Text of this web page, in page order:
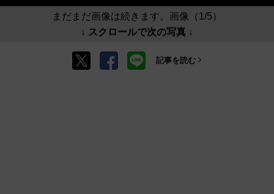
まだまだ画像は続きます。画像（1/5）
↓ スクロールで次の写真 ↓
記事を読む